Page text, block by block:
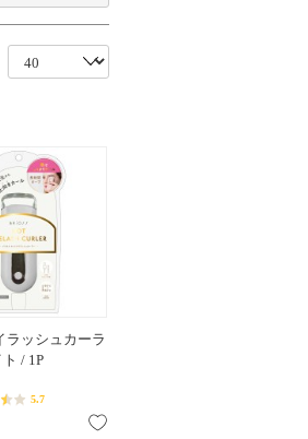
ラッシュカーラ
/ 1P
5.7